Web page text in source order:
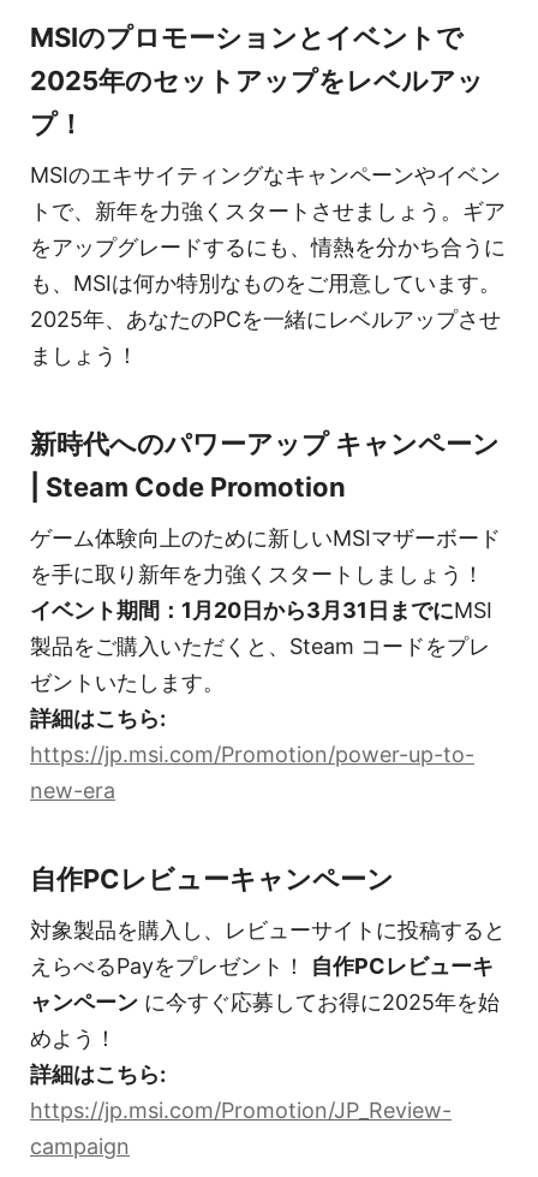
MSIのプロモーションとイベントで
2025年のセットアップをレベルアッ
プ！
MSIのエキサイティングなキャンペーンやイベン
トで、新年を力強くスタートさせましょう。ギア
をアップグレードするにも、情熱を分かち合うに
も、MSIは何か特別なものをご用意しています。
2025年、あなたのPCを一緒にレベルアップさせ
ましょう！
新時代へのパワーアップ キャンペーン
| Steam Code Promotion
ゲーム体験向上のために新しいMSIマザーボード
を手に取り新年を力強くスタートしましょう！
イベント期間：1月20日から3月31日までにMSI
製品をご購入いただくと、Steam コードをプレ
ゼントいたします。
詳細はこちら:
https://jp.msi.com/Promotion/power-up-to-
new-era
自作PCレビューキャンペーン
対象製品を購入し、レビューサイトに投稿すると
えらべるPayをプレゼント！ 自作PCレビューキ
ャンペーン に今すぐ応募してお得に2025年を始
めよう！
詳細はこちら:
https://jp.msi.com/Promotion/JP_Review-
campaign